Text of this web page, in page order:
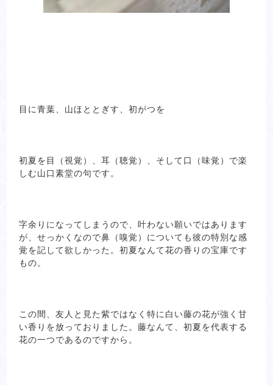
目に青葉、山ほととぎす、初がつを
初夏を目（視覚）、耳（聴覚）、そして口（味覚）で楽
しむ山口素堂の句です。
字余りになってしまうので、叶わない願いではあります
が、せっかくなので鼻（嗅覚）についても彼の特別な感
覚を記して欲しかった。初夏なんて花の香りの宝庫です
もの。
この間、友人と見た紫ではなく特に白い藤の花が強く甘
い香りを放っておりました。藤なんて、初夏を代表する
花の一つであるのですから。